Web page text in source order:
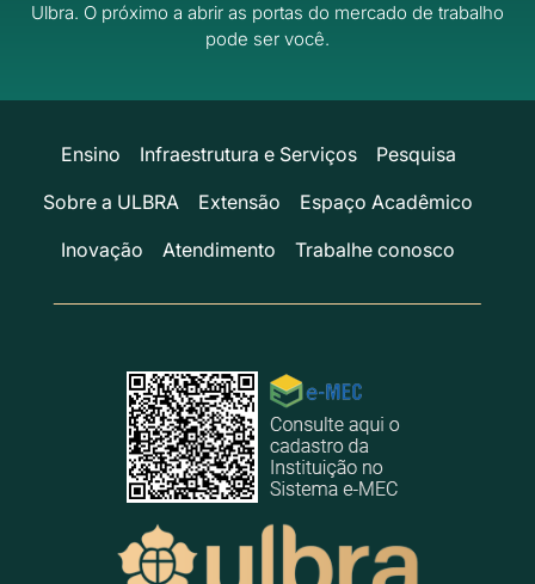
Ulbra. O próximo a abrir as portas do mercado de trabalho
pode ser você.
Ensino Infraestrutura e Serviços
Pesquisa
Sobre a ULBRA
Extensão
Espaço Acadêmico
Inovação
Atendimento Trabalhe conosco